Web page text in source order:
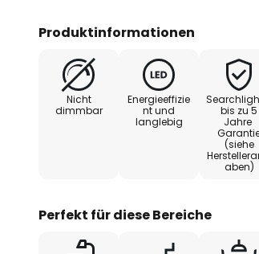
auch in Sachen
Produktinformationen
Nicht
dimmbar
Energieeffizie
nt und
langlebig
bis zu 5
Jahre
(siehe
aben)
Perfekt für diese Bereiche